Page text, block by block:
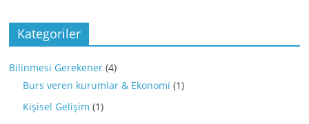
Kategoriler
Bilinmesi Gerekener (4)
Burs veren kurumlar & Ekonomi (1)
Kişisel Gelişim (1)